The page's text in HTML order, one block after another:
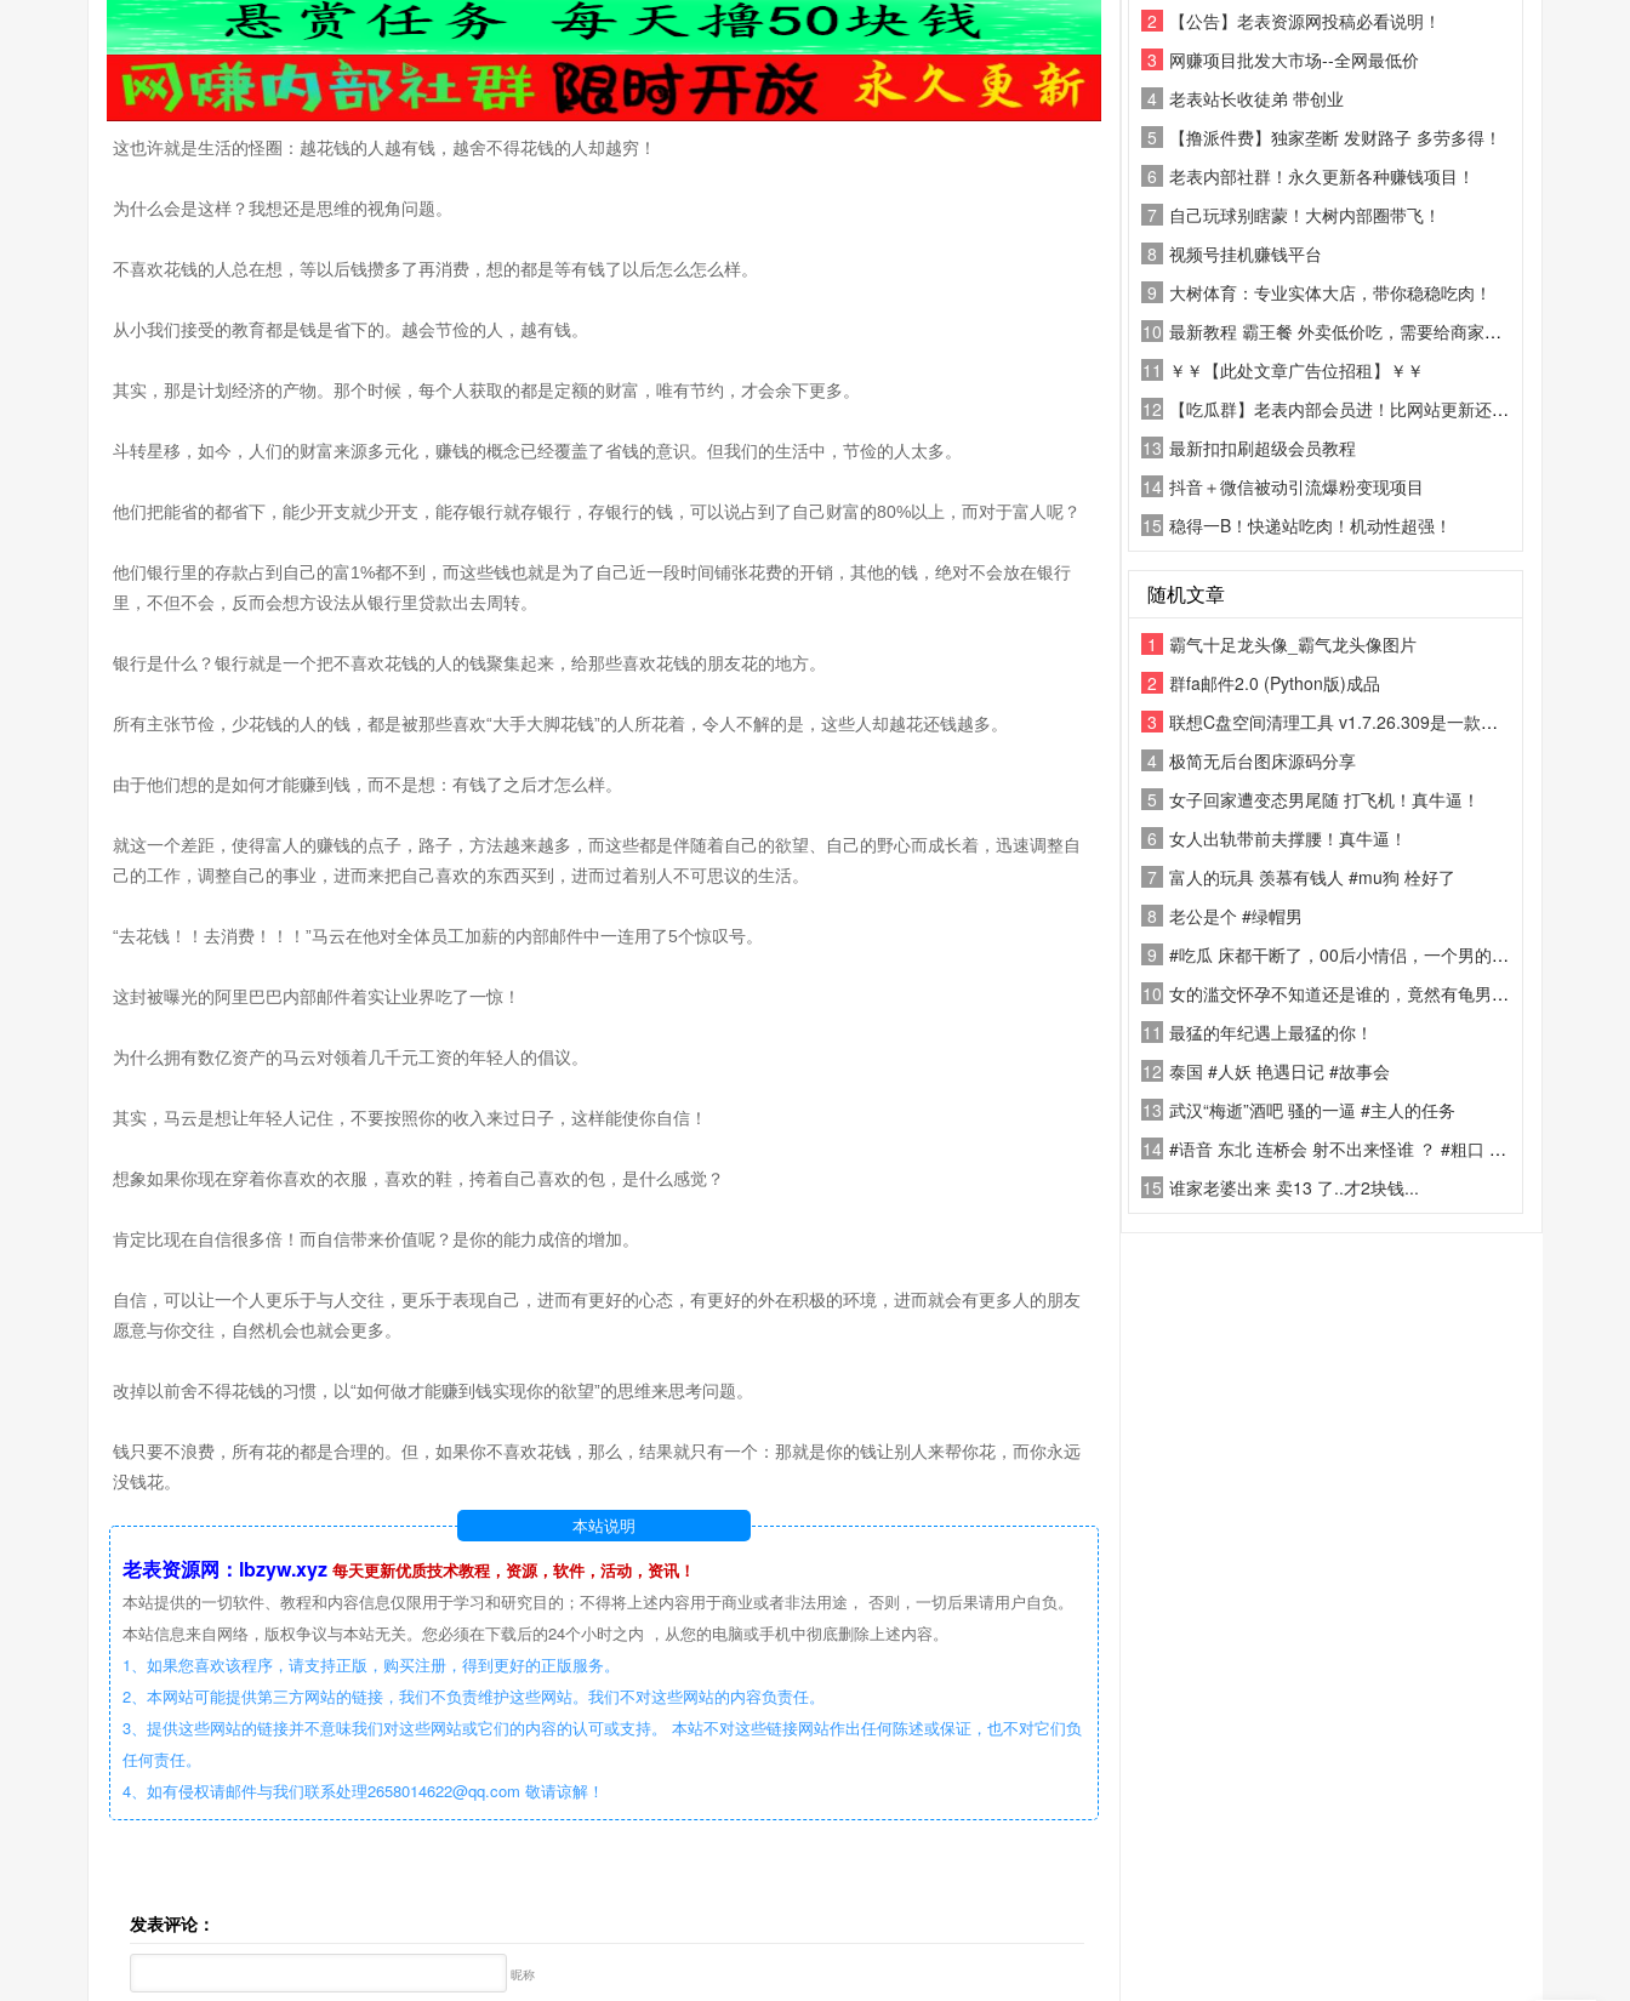
这也许就是生活的怪圈：越花钱的人越有钱，越舍不得花钱的人却越穷！
为什么会是这样？我想还是思维的视角问题。
不喜欢花钱的人总在想，等以后钱攒多了再消费，想的都是等有钱了以后怎么怎么样。
从小我们接受的教育都是钱是省下的。越会节俭的人，越有钱。
其实，那是计划经济的产物。那个时候，每个人获取的都是定额的财富，唯有节约，才会余下更多。
斗转星移，如今，人们的财富来源多元化，赚钱的概念已经覆盖了省钱的意识。但我们的生活中，节俭的人太多。
他们把能省的都省下，能少开支就少开支，能存银行就存银行，存银行的钱，可以说占到了自己财富的80%以上，而对于富人呢？
他们银行里的存款占到自己的富1%都不到，而这些钱也就是为了自己近一段时间铺张花费的开销，其他的钱，绝对不会放在银行
里，不但不会，反而会想方设法从银行里贷款出去周转。
银行是什么？银行就是一个把不喜欢花钱的人的钱聚集起来，给那些喜欢花钱的朋友花的地方。
所有主张节俭，少花钱的人的钱，都是被那些喜欢“大手大脚花钱”的人所花着，令人不解的是，这些人却越花还钱越多。
由于他们想的是如何才能赚到钱，而不是想：有钱了之后才怎么样。
就这一个差距，使得富人的赚钱的点子，路子，方法越来越多，而这些都是伴随着自己的欲望、自己的野心而成长着，迅速调整自
己的工作，调整自己的事业，进而来把自己喜欢的东西买到，进而过着别人不可思议的生活。
“去花钱！！去消费！！！”马云在他对全体员工加薪的内部邮件中一连用了5个惊叹号。
这封被曝光的阿里巴巴内部邮件着实让业界吃了一惊！
为什么拥有数亿资产的马云对领着几千元工资的年轻人的倡议。
其实，马云是想让年轻人记住，不要按照你的收入来过日子，这样能使你自信！
想象如果你现在穿着你喜欢的衣服，喜欢的鞋，挎着自己喜欢的包，是什么感觉？
肯定比现在自信很多倍！而自信带来价值呢？是你的能力成倍的增加。
自信，可以让一个人更乐于与人交往，更乐于表现自己，进而有更好的心态，有更好的外在积极的环境，进而就会有更多人的朋友
愿意与你交往，自然机会也就会更多。
改掉以前舍不得花钱的习惯，以“如何做才能赚到钱实现你的欲望”的思维来思考问题。
钱只要不浪费，所有花的都是合理的。但，如果你不喜欢花钱，那么，结果就只有一个：那就是你的钱让别人来帮你花，而你永远
没钱花。
本站说明
老表资源网：lbzyw.xyz 每天更新优质技术教程，资源，软件，活动，资讯！
本站提供的一切软件、教程和内容信息仅限用于学习和研究目的；不得将上述内容用于商业或者非法用途， 否则，一切后果请用户自负。
本站信息来自网络，版权争议与本站无关。您必须在下载后的24个小时之内 ，从您的电脑或手机中彻底删除上述内容。
1、如果您喜欢该程序，请支持正版，购买注册，得到更好的正版服务。
2、本网站可能提供第三方网站的链接，我们不负责维护这些网站。我们不对这些网站的内容负责任。
3、提供这些网站的链接并不意味我们对这些网站或它们的内容的认可或支持。 本站不对这些链接网站作出任何陈述或保证，也不对它们负
任何责任。
4、如有侵权请邮件与我们联系处理2658014622@qq.com 敬请谅解！
发表评论：
昵称
2
【公告】老表资源网投稿必看说明！
3 网赚项目批发大市场--全网最低价
4 老表站长收徒弟 带创业
5
【撸派件费】独家垄断 发财路子 多劳多得！
6 老表内部社群！永久更新各种赚钱项目！
7 自己玩球别瞎蒙！大树内部圈带飞！
8 视频号挂机赚钱平台
9 大树体育：专业实体大店，带你稳稳吃肉！
10 最新教程 霸王餐 外卖低价吃，需要给商家好评
11 ￥￥【此处文章广告位招租】￥￥
12
【吃瓜群】老表内部会员进！比网站更新还精彩！
13 最新扣扣刷超级会员教程
14 抖音＋微信被动引流爆粉变现项目
15 稳得一B！快递站吃肉！机动性超强！
随机文章
1
霸气十足龙头像_霸气龙头像图片
2 群fa邮件2.0 (Python版)成品
3 联想C盘空间清理工具 v1.7.26.309是一款专业的系统清理工具
4 极简无后台图床源码分享
5 女子回家遭变态男尾随 打飞机！真牛逼！
6 女人出轨带前夫撑腰！真牛逼！
7 富人的玩具 羡慕有钱人 #mu狗 栓好了
8 老公是个 #绿帽男
9 #吃瓜 床都干断了，00后小情侣，一个男的三个女的，这男的才17岁~~8盒避孕套，住了一晚上
10 女的滥交怀孕不知道还是谁的，竟然有龟男主动接盘，给孩子当野爹
11 最猛的年纪遇上最猛的你！
12 泰国 #人妖 艳遇日记 #故事会
13 武汉“梅逝”酒吧 骚的一逼 #主人的任务
14 #语音 东北 连桥会 射不出来怪谁 ？ #粗口 #骂人
15 谁家老婆出来 卖13 了..才2块钱...